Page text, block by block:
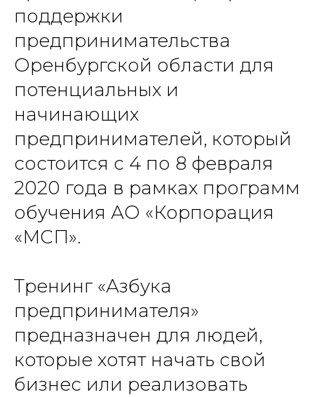
поддержки
предпринимательства
Оренбургской области для
потенциальных и
начинающих
предпринимателей, который
состоится с 4 по 8 февраля
2020 года в рамках программ
обучения АО «Корпорация
«МСП».
Тренинг «Азбука
предпринимателя»
предназначен для людей,
которые хотят начать свой
бизнес или реализовать